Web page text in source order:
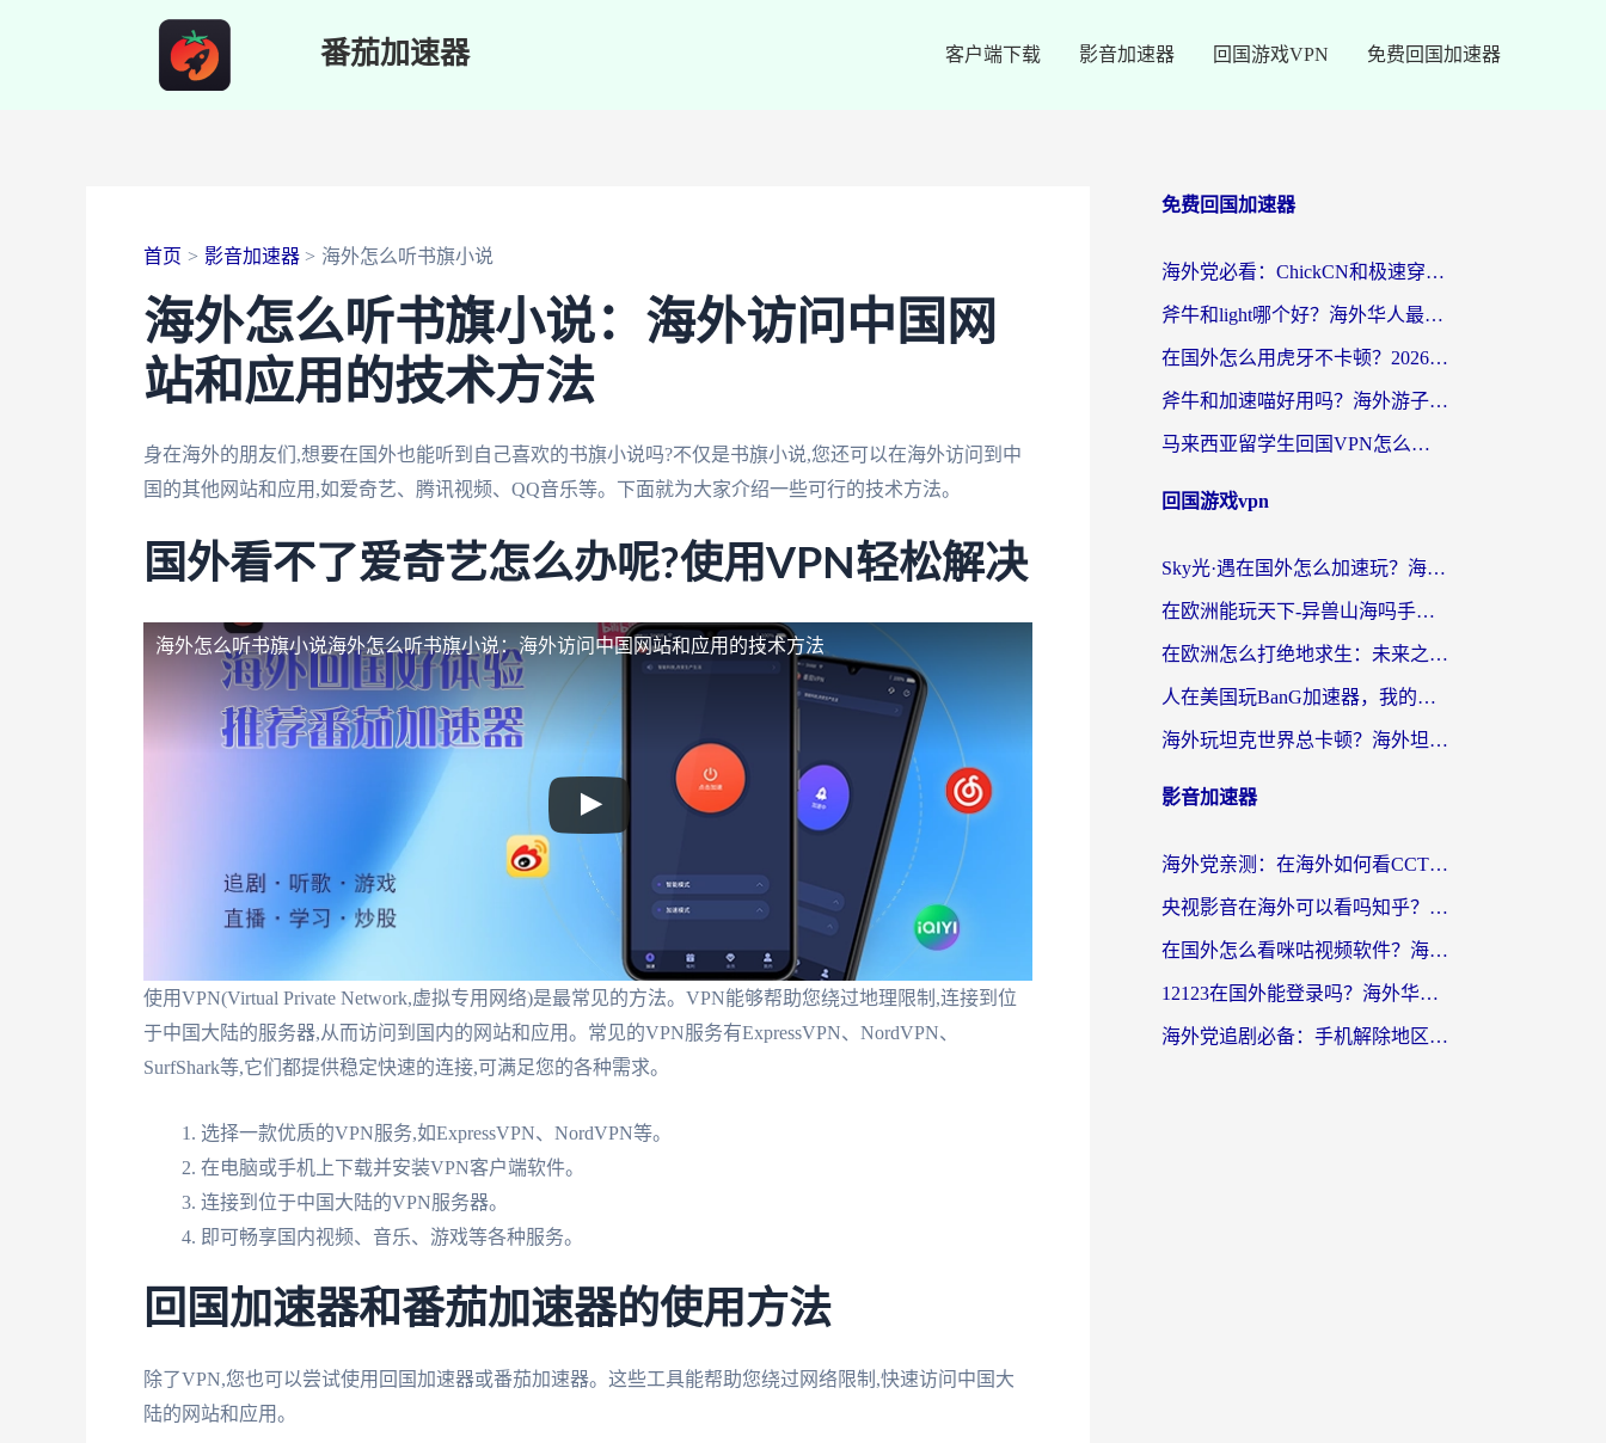
番茄加速器 客户端下载 影音加速器 回国游戏VPN 免费回国加速器
首页 影音加速器 海外怎么听书旗小说
海外怎么听书旗小说：海外访问中国网
站和应用的技术方法
身在海外的朋友们,想要在国外也能听到自己喜欢的书旗小说吗?不仅是书旗小说,您还可以在海外访问到中
国的其他网站和应用,如爱奇艺、腾讯视频、QQ音乐等。下面就为大家介绍一些可行的技术方法。
国外看不了爱奇艺怎么办呢?使用VPN轻松解决
海外怎么听书旗小说海外怎么听书旗小说：海外访问中国网站和应用的技术方法
使用VPN(Virtual Private Network,虚拟专用网络)是最常见的方法。VPN能够帮助您绕过地理限制,连接到位
于中国大陆的服务器,从而访问到国内的网站和应用。常见的VPN服务有ExpressVPN、NordVPN、
SurfShark等,它们都提供稳定快速的连接,可满足您的各种需求。
选择一款优质的VPN服务,如ExpressVPN、NordVPN等。
在电脑或手机上下载并安装VPN客户端软件。
连接到位于中国大陆的VPN服务器。
即可畅享国内视频、音乐、游戏等各种服务。
回国加速器和番茄加速器的使用方法
除了VPN,您也可以尝试使用回国加速器或番茄加速器。这些工具能帮助您绕过网络限制,快速访问中国大
陆的网站和应用。
免费回国加速器
海外党必看：ChickCN和极速穿梭VPN好用吗？3招教你选对回国加速器无缝刷国内资源
斧牛和light哪个好？海外华人最关心的回国加速器选择难题，一篇讲透
在国外怎么用虎牙不卡顿？2026海外华人亲测有效的回国加速器选择指南
斧牛和加速喵好用吗？海外游子的真实选择困境
马来西亚留学生回国VPN怎么选？3个避坑点+1款实测好用的加速器推荐
回国游戏vpn
Sky光·遇在国外怎么加速玩？海外党亲测有效的国服游戏加速指南
在欧洲能玩天下-异兽山海吗手游？海外玩家的加速器生存指南
在欧洲怎么打绝地求生：未来之役不卡？留学生亲测的加速器避坑指南
人在美国玩BanG加速器，我的延迟终于绿了
海外玩坦克世界总卡顿？海外坦克世界加速器有哪些？实测好用的选择在这里
影音加速器
海外党亲测：在海外如何看CCTV？告别“仅限大陆播放”的实用指南
央视影音在海外可以看吗知乎？留学生亲测：3步解决地域限制+追剧自由
在国外怎么看咪咕视频软件？海外党亲测有效的回国加速方案
12123在国外能登录吗？海外华人必看的回国加速实用指南
海外党追剧必备：手机解除地区限制app怎么选？解决央视视频&国内剧地区限制全指南